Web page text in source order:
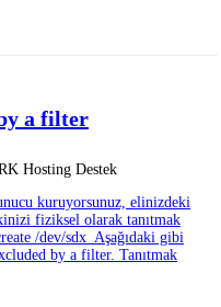
a filter
Hosting Destek
kuruyorsunuz, elinizdeki
fiziksel olarak tanıtmak
/dev/sdx Aşağıdaki gibi
by a filter. Tanıtmak